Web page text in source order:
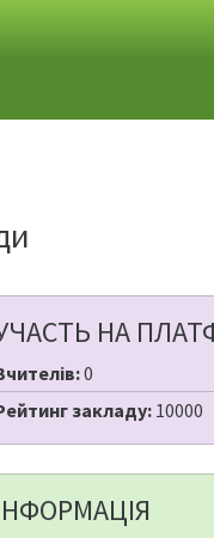
НА
0
закладу: 10000